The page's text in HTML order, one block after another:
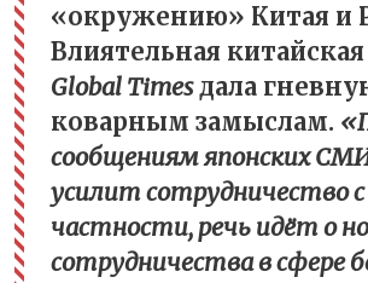
«окружению» Китая и
Влиятельная китайская
Global Timesдала
коварным замыслам.
сообщениям японских
усилит сотрудничество с
частности, речь идёт о
сотрудничества в сфере